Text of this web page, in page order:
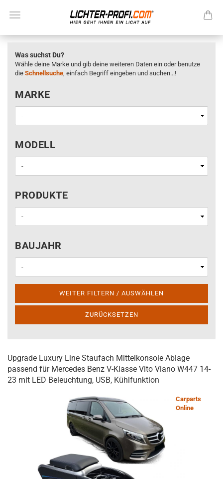
Was suchst Du?
Wähle deine Marke und gib deine weiteren Daten ein oder benutze
die Schnellsuche, einfach Begriff eingeben und suchen...!
MARKE
MARKE
MODELL
MODELL
PRODUKTE
PRODUKTE
BAUJAHR
BAUJAHR
WEITER FILTERN / AUSWÄHLEN
ZURÜCKSETZEN
Upgrade Luxury Line Staufach Mittelkonsole Ablage
passend für Mercedes Benz V-Klasse Vito Viano W447 14-
23 mit LED Beleuchtung, USB, Kühlfunktion
Carparts
Online